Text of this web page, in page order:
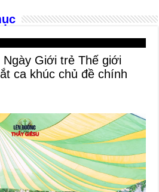
Giới trẻ Thế giới
ca khúc chủ đề chính